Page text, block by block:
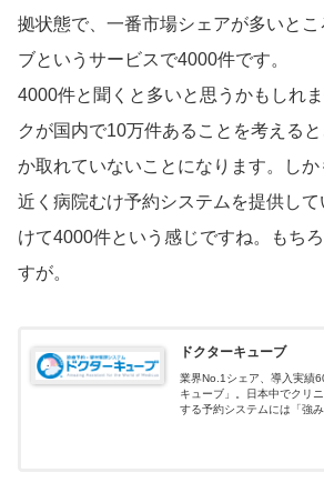
拠状態で、一番市場シェアが多いと
ブというサービスで4000件です。
4000件と聞くと多いと思うかもしれ
クが国内で10万件あることを考える
か取れていないことになります。し
近く病院むけ予約システムを提供し
けて4000件という感じですね。もち
すが。
ドクターキューブ
業界No.1シェア、導入実績
キューブ」。日本中でクリ
する予約システムには「強み